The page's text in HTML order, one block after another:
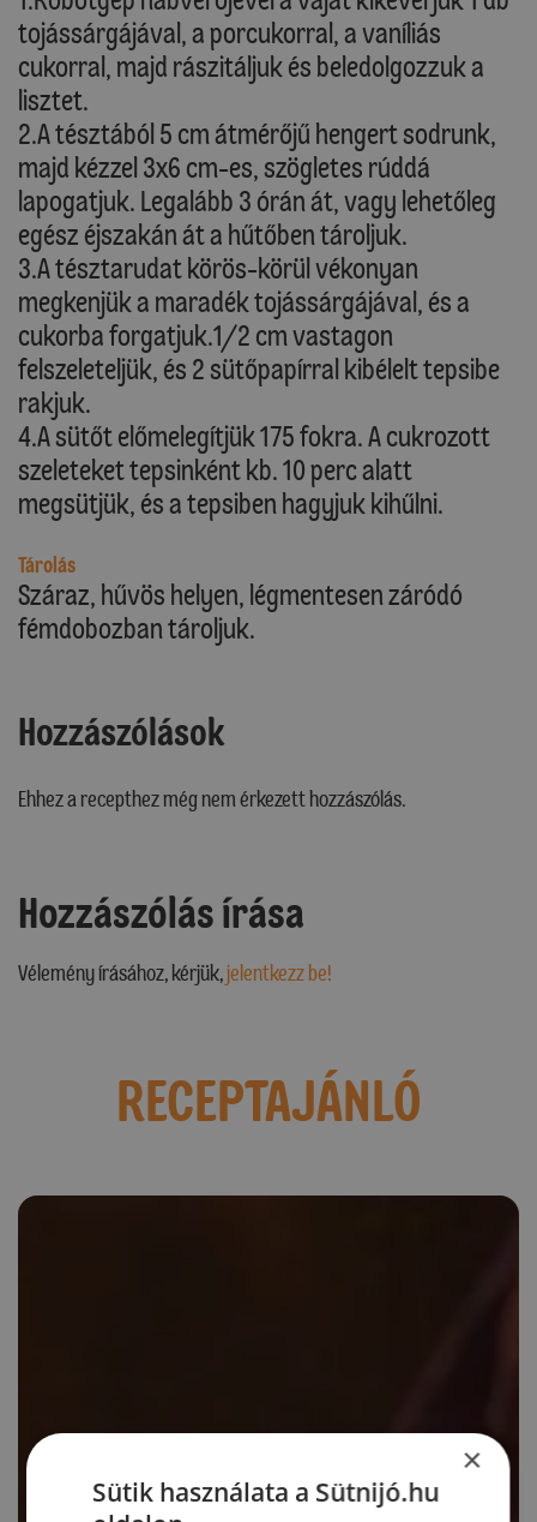
tojássárgájával, a porcukorral, a vaníliás
cukorral, majd rászitáljuk és beledolgozzuk a
lisztet.
2.A tésztából 5 cm átmérőjű hengert sodrunk,
majd kézzel 3x6 cm-es, szögletes rúddá
lapogatjuk. Legalább 3 órán át, vagy lehetőleg
egész éjszakán át a hűtőben tároljuk.
3.A tésztarudat körös-körül vékonyan
megkenjük a maradék tojássárgájával, és a
cukorba forgatjuk.1/2 cm vastagon
felszeleteljük, és 2 sütőpapírral kibélelt tepsibe
rakjuk.
4.A sütőt előmelegítjük 175 fokra. A cukrozott
szeleteket tepsinként kb. 10 perc alatt
megsütjük, és a tepsiben hagyjuk kihűlni.
Tárolás
Száraz, hűvös helyen, légmentesen záródó
fémdobozban tároljuk.
Hozzászólások
Ehhez a recepthez még nem érkezett hozzászólás.
Hozzászólás írása
Vélemény írásához, kérjük,jelentkezz be!
RECEPTAJÁNLÓ
×
Sütik használata a Sütnijó.hu